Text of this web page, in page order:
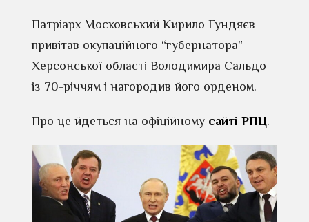
Патріарх Московський Кирило Гундяєв
привітав окупаційного “губернатора”
Херсонської області Володимира Сальдо
із 70-річчям і нагородив його орденом.
Про це йдеться на офіційному сайті РПЦ.